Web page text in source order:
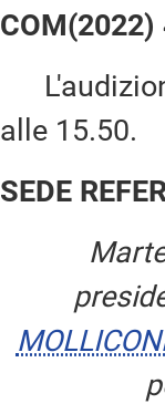
alle 15.50.
SEDE